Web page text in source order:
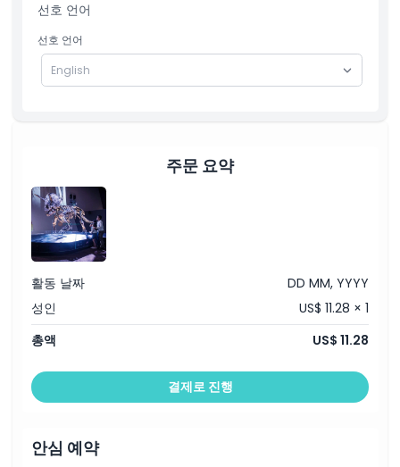
선호 언어
선호 언어
주문 요약
활동 날짜
DD MM, YYYY
성인
US$ 11.28 × 1
총액
US$ 11.28
결제로 진행
안심 예약